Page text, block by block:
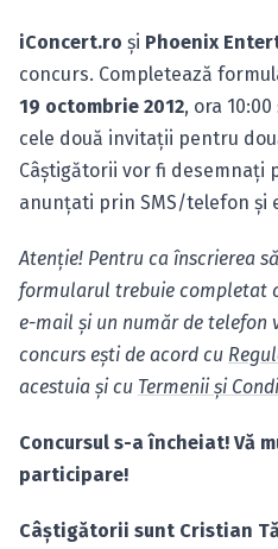
iConcert.ro şi Phoenix
concurs. Completează
19 octombrie 2012, ora
cele două invitaţii pentru
Câştigătorii vor fi desemnaţi
anunţati prin SMS/telefon şi
Atenţie! Pentru ca înscrierea
formularul trebuie completat
e-mail şi un număr de telefon
concurs eşti de acord cu
acestuia şi cu Termenii şi
Concursul s-a încheiat! Vă
participare!
Câştigătorii sunt Cristian